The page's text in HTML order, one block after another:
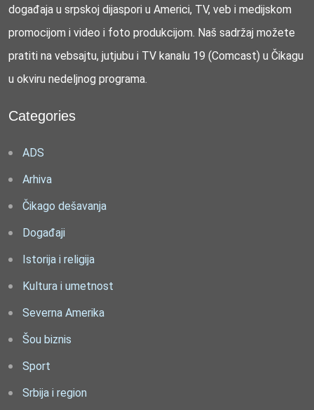
događaja u srpskoj dijaspori u Americi, TV, veb i medijskom
promocijom i video i foto produkcijom. Naš sadržaj možete
pratiti na vebsajtu, jutjubu i TV kanalu 19 (Comcast) u Čikagu
u okviru nedeljnog programa.
Categories
ADS
Arhiva
Čikago dešavanja
Događaji
Istorija i religija
Kultura i umetnost
Severna Amerika
Šou biznis
Sport
Srbija i region